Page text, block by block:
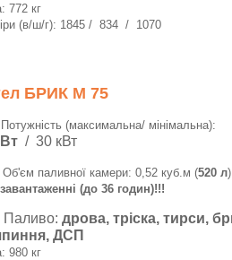
772 кг
(в/ш/г): 1845 / 834 / 1070
БРИК M 75
(максимальна/ мінімальна):
/ 30 кВт
паливної камери: 0,52 куб.м (520 л
(до 36 годин)!!!
Паливо: дрова, тріска, тирси,
ДСП
980 кг